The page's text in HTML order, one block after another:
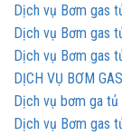
Dịch vụ Bơm gas
Dịch vụ Bơm gas
Dịch vụ Bơm gas
DỊCH VỤ BƠM
Dịch vụ bơm ga tủ
Dịch vụ Bơm gas